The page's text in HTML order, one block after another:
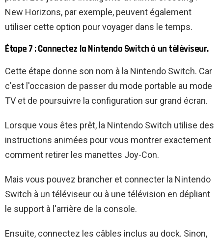
New Horizons, par exemple, peuvent également
utiliser cette option pour voyager dans le temps.
Étape 7 : Connectez la Nintendo Switch à un téléviseur.
Cette étape donne son nom à la Nintendo Switch. Car
c'est l'occasion de passer du mode portable au mode
TV et de poursuivre la configuration sur grand écran.
Lorsque vous êtes prêt, la Nintendo Switch utilise des
instructions animées pour vous montrer exactement
comment retirer les manettes Joy-Con.
Mais vous pouvez brancher et connecter la Nintendo
Switch à un téléviseur ou à une télévision en dépliant
le support à l'arrière de la console.
Ensuite, connectez les câbles inclus au dock. Sinon,